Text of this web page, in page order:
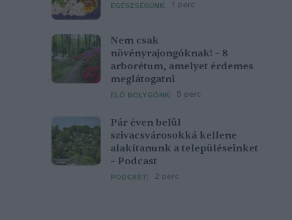
EGÉSZSÉGÜNK 1 perc
Nem csak
növényrajongóknak! – 8
arborétum, amelyet érdemes
meglátogatni
ÉLŐ BOLYGÓNK 5 perc
Pár éven belül
szivacsvárosokká kellene
alakítanunk a településeinket
– Podcast
PODCAST 2 perc